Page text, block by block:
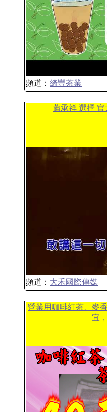
頻道： 綺豐茶業
蕭承祥 選擇 官
頻道： 大禾國際傳媒
營業用咖啡紅茶、麥
宜